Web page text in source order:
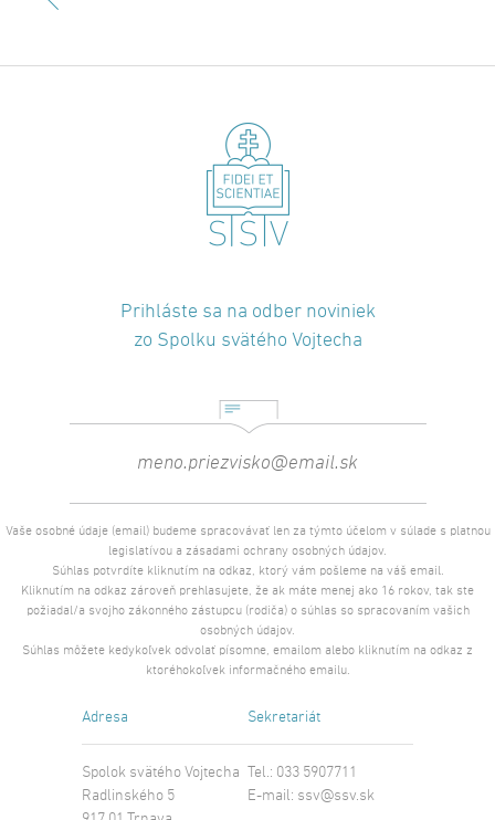
Prihláste sa na odber noviniek
zo Spolku svätého Vojtecha
Vaše osobné údaje (email) budeme spracovávať len za týmto účelom v súlade s platnou
legislatívou a zásadami ochrany osobných údajov.
Súhlas potvrdíte kliknutím na odkaz, ktorý vám pošleme na váš email.
Kliknutím na odkaz zároveň prehlasujete, že ak máte menej ako 16 rokov, tak ste
požiadal/a svojho zákonného zástupcu (rodiča) o súhlas so spracovaním vašich
osobných údajov.
Súhlas môžete kedykoľvek odvolať písomne, emailom alebo kliknutím na odkaz z
ktoréhokoľvek informačného emailu.
Adresa
Spolok svätého Vojtecha
Radlinského 5
Sekretariát
Tel.: 033 5907711
E-mail: ssv@ssv.sk